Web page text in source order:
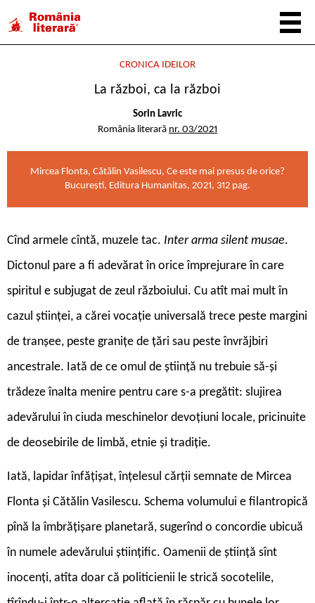
CRONICA IDEILOR
La război, ca la război
Sorin Lavric
România literară nr. 03/2021
Mircea Flonta, Cătălin Vasilescu, Ce este mai presus de orice?
Bucureşti, Editura Humanitas, 2021, 312 pag.
Cînd armele cîntă, muzele tac. Inter arma silent musae.
Dictonul pare a fi adevărat în orice împrejurare în care
spiritul e subjugat de zeul războiului. Cu atît mai mult în
cazul științei, a cărei vocație universală trece peste margini
de tranșee, peste granițe de țări sau peste învrăjbiri
ancestrale. Iată de ce omul de știință nu trebuie să-și
trădeze înalta menire pentru care s-a pregătit: slujirea
adevărului în ciuda meschinelor devoțiuni locale, pricinuite
de deosebirile de limbă, etnie și tradiție.
Iată, lapidar înfățișat, înțelesul cărții semnate de Mircea
Flonta și Cătălin Vasilescu. Schema volumului e filantropică
pînă la îmbrățișare planetară, sugerînd o concordie ubicuă
în numele adevărului științific. Oamenii de știință sînt
inocenți, atîta doar că politicienii le strică socotelile,